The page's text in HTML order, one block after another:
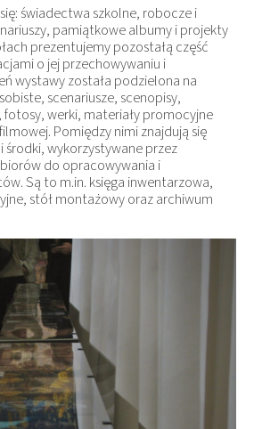
świadectwa szkolne, robocze i
pamiątkowe albumy i projekty
prezentujemy pozostałą część
o jej przechowywaniu i
wystawy została podzielona na
scenariusze, scenopisy,
werki, materiały promocyjne
Pomiędzy nimi znajdują się
środki, wykorzystywane przez
do opracowywania i
Są to m.in. księga inwentarzowa,
stół montażowy oraz archiwum